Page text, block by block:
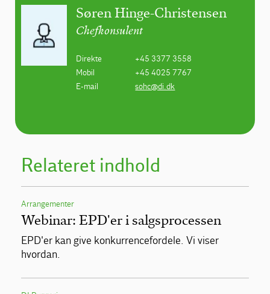
Søren Hinge-Christensen
Chefkonsulent
Direkte
+45 3377 3558
Mobil
+45 4025 7767
E-mail
sohc@di.dk
Relateret indhold
Arrangementer
Webinar: EPD'er i salgsprocessen
EPD'er kan give konkurrencefordele. Vi viser
hvordan.